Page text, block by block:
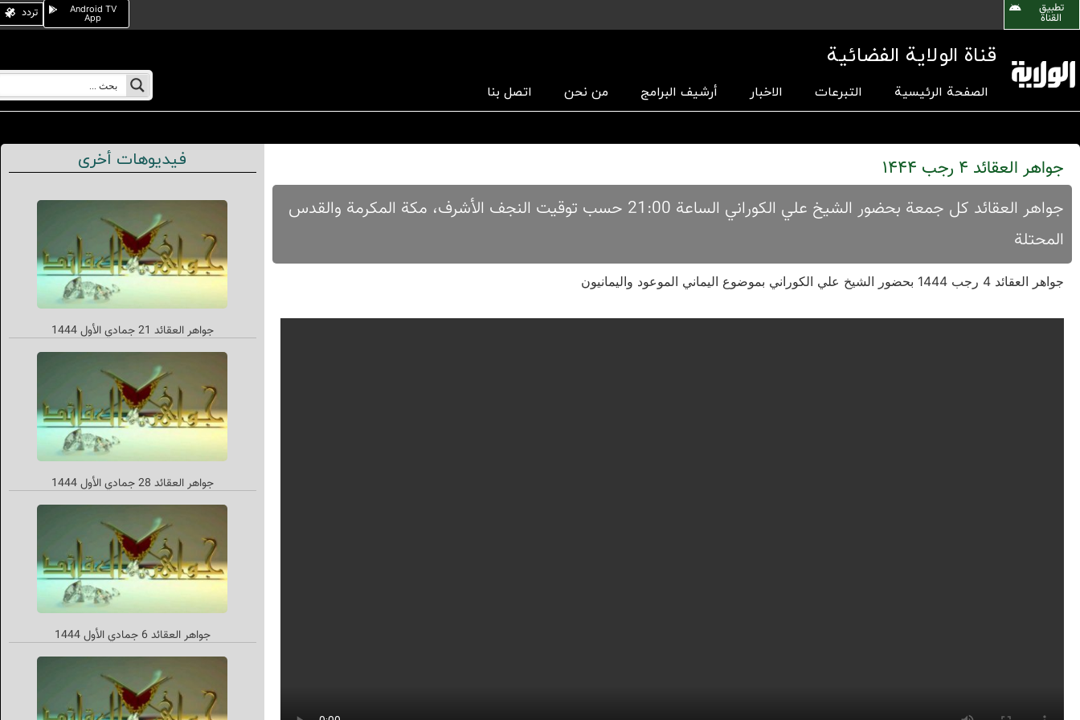
تطبیق
القناة
Android TV
App تردد
قناة الولاية الفضائية
الصفحة الرئيسية التبرعات الاخبار أرشیف البرامج من نحن اتصل بنا
جواهر العقائد 4 رجب 1444
جواهر العقائد کل جمعة بحضور الشیخ علي الکوراني الساعة 21:00 حسب توقیت النجف الأشرف، مکة المکرمة والقدس
المحتلة
جواهر العقائد 4 رجب 1444 بحضور الشیخ علي الکوراني بموضوع الیماني الموعود والیمانیون
فيديوهات أخرى
جواهر العقائد 21 جمادي الأول 1444
جواهر العقائد 28 جمادي الأول 1444
جواهر العقائد 6 جمادي الأول 1444